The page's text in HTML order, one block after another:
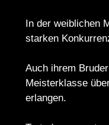
In der weiblichen
starken
Auch ihrem
Meisterklasse
erlangen.